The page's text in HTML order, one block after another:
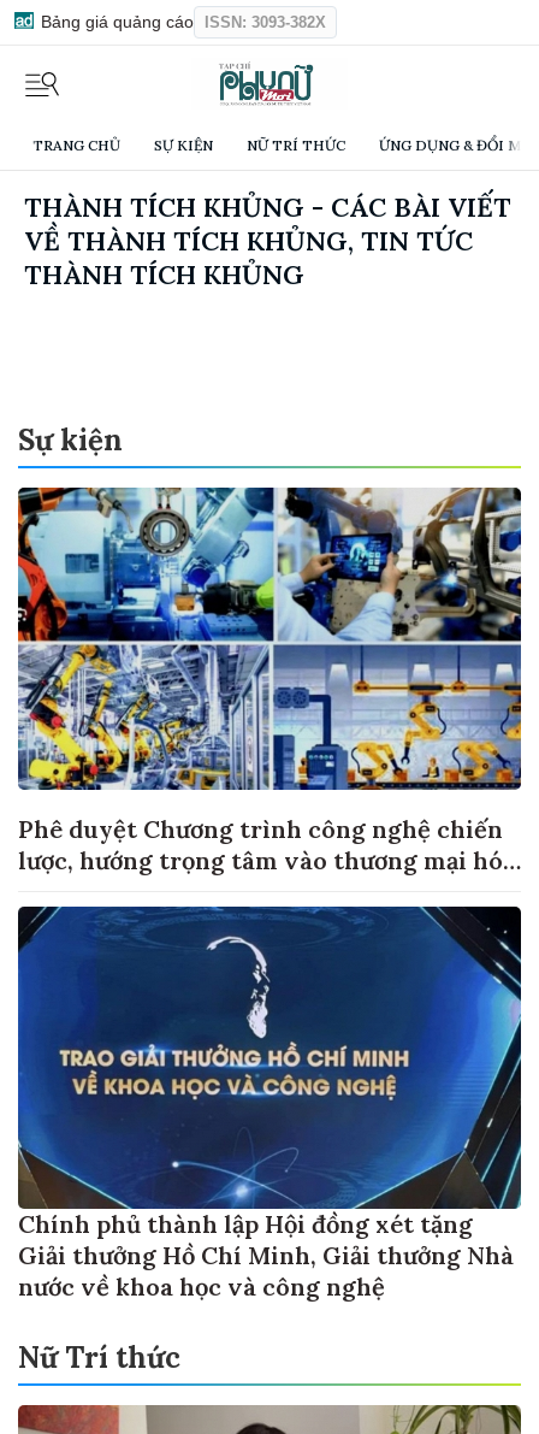
Bảng giá quảng cáo ISSN: 3093-382X
TRANG CHỦ SỰ KIỆN NỮ TRÍ THỨC ỨNG DỤNG & ĐỔI
THÀNH TÍCH KHỦNG - CÁC BÀI VIẾT
VỀ THÀNH TÍCH KHỦNG, TIN TỨC
THÀNH TÍCH KHỦNG
Sự kiện
Phê duyệt Chương trình công nghệ chiến
lược, hướng trọng tâm vào thương mại hóa
Chính phủ thành lập Hội đồng xét tặng
Giải thưởng Hồ Chí Minh, Giải thưởng Nhà
nước về khoa học và công nghệ
Nữ Trí thức